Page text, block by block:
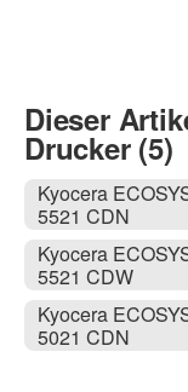
Dieser
Drucker (5)
Kyocera
5521 CDN
Kyocera
5521 CDW
Kyocera
5021 CDN